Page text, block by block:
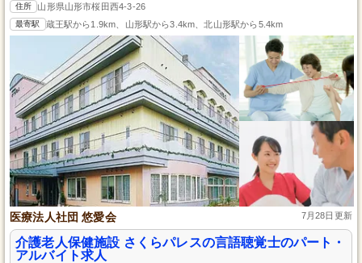
住所 山形県山形市桜田西4-3-26
最寄駅 蔵王駅から1.9km、山形駅から3.4km、北山形駅から5.4km
医療法人社団 悠愛会 7月28日更新
介護老人保健施設 さくらパレスの言語聴覚士のパート・
アルバイト求人